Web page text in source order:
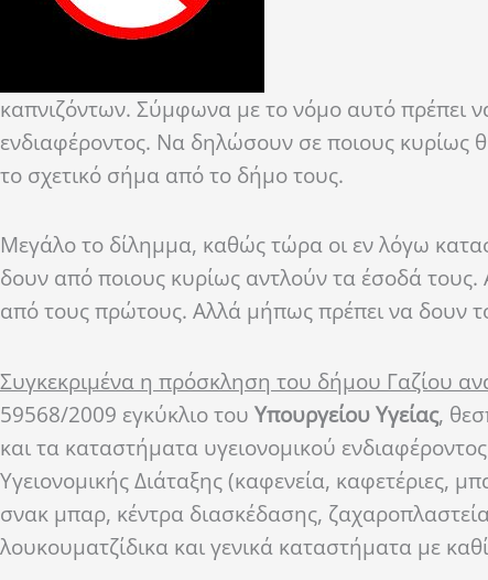
καπνιζόντων. Σύμφωνα με το νόμο αυτό πρέπει
ενδιαφέροντος. Να δηλώσουν σε ποιους
το σχετικό σήμα από το δήμο τους.
Μεγάλο το δίλημμα, καθώς τώρα οι εν λόγω
δουν από ποιους κυρίως αντλούν τα έσοδά
από τους πρώτους. Αλλά μήπως πρέπει να δουν
Συγκεκριμένα η πρόσκληση του δήμου Γαζίου
59568/2009 εγκύκλιο του Υπουργείου Υγείας,
και τα καταστήματα υγειονομικού
Υγειονομικής Διάταξης (καφενεία, καφετέριες,
σνακ μπαρ, κέντρα διασκέδα­σης,
λουκουματζίδικα και γενικά καταστήματα με